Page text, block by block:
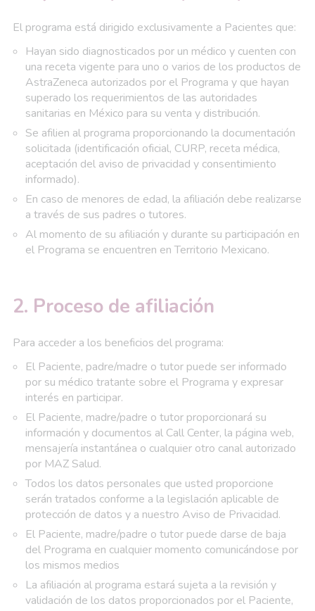
El programa está dirigido exclusivamente a Pacientes que:
Hayan sido diagnosticados por un médico y cuenten con
una receta vigente para uno o varios de los productos de
AstraZeneca autorizados por el Programa y que hayan
superado los requerimientos de las autoridades
sanitarias en México para su venta y distribución.
Se afilien al programa proporcionando la documentación
solicitada (identificación oficial, CURP, receta médica,
aceptación del aviso de privacidad y consentimiento
informado).
En caso de menores de edad, la afiliación debe realizarse
a través de sus padres o tutores.
Al momento de su afiliación y durante su participación en
el Programa se encuentren en Territorio Mexicano.
2. Proceso de afiliación
Para acceder a los beneficios del programa:
El Paciente, padre/madre o tutor puede ser informado
por su médico tratante sobre el Programa y expresar
interés en participar.
El Paciente, madre/padre o tutor proporcionará su
información y documentos al Call Center, la página web,
mensajería instantánea o cualquier otro canal autorizado
por MAZ Salud.
Todos los datos personales que usted proporcione
serán tratados conforme a la legislación aplicable de
protección de datos y a nuestro Aviso de Privacidad.
El Paciente, madre/padre o tutor puede darse de baja
del Programa en cualquier momento comunicándose por
los mismos medios
La afiliación al programa estará sujeta a la revisión y
validación de los datos proporcionados por el Paciente,